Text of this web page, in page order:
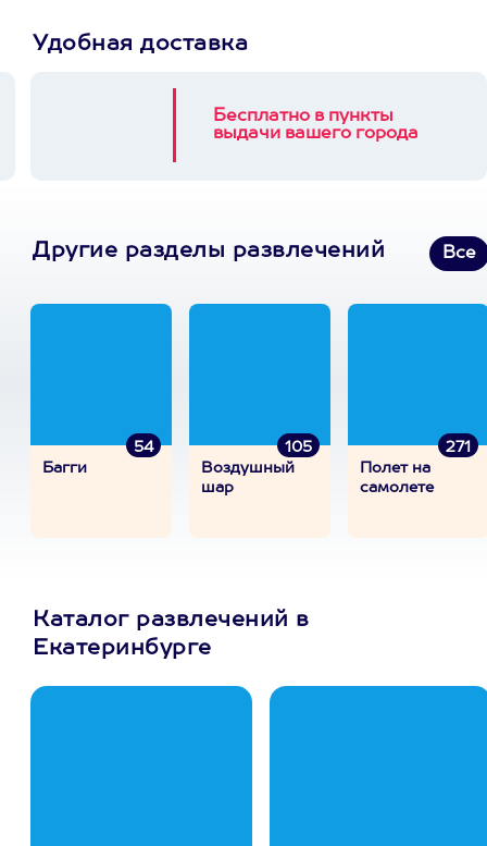
Удобная доставка
Бесплатно в пункты
выдачи вашего города
Другие разделы развлечений Все
54
Багги
105
Воздушный
шар
271
Полет на
самолете
Каталог развлечений в
Екатеринбурге